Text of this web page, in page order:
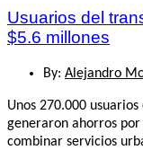
Usuarios del
$5.6 millones
By: Alejandro
Unos 270.000
generaron ahorros
combinar servicios